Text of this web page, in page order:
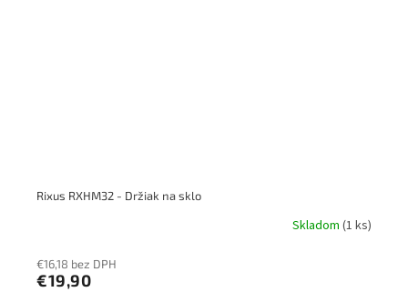
Rixus RXHM32 - Držiak na sklo
Skladom (1 ks)
€16,18 bez DPH
€19,90